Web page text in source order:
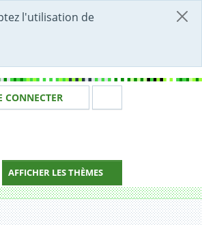
l'utilisation de
identité
CONNECTER
AFFICHER LES THÈMES